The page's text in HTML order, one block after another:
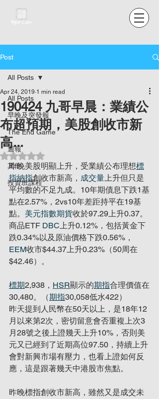
Post
All Posts
早晚及突發報
The End Game
週報
其他
投資班課程
All Posts
190424 九哥早晨：業績公
布超預期，美股創收市新
高...
Apr 24, 2019 1 min read
Rated NaN out of 5 stars.
昨晚美股明顯上升，受業績公布理想標
指納指創收市新高， 成交量上升但只是
平均數的不足九成。10年期債息下跌1基
點在2.57%，2vs10年差距持平在19基
點。 美元指數期貨收於97.29上升0.37。
商品ETF DBC上升0.12%，包括黃金下
跌0.34%以及原油價格下跌0.56%，
EEM收市$44.37上升0.23%（50周在
$42.46）。
標期2,938， HSR顯示的期指合理價值在
30,480。（期指30,058低水422）
昨天提到人民幣在50天以上，是18年12
月以來第2次，密切留意會否重複上次3
月28號之後上證幾天上升10%，否則美
元又已經到了近期高位97.50，持續上升
會對新興市場有壓力，也看上證如何反
應，這是跟著幾天中港股市焦點。
昨晚標指創收市新高，雖然又是成交未